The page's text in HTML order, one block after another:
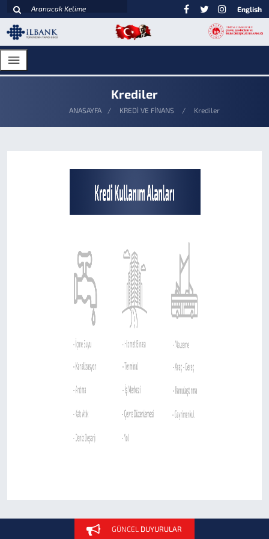
English
Krediler
ANASAYFA KREDİ VE FİNANS Krediler
GÜNCEL DUYURULAR
Sigorta Acenteliği